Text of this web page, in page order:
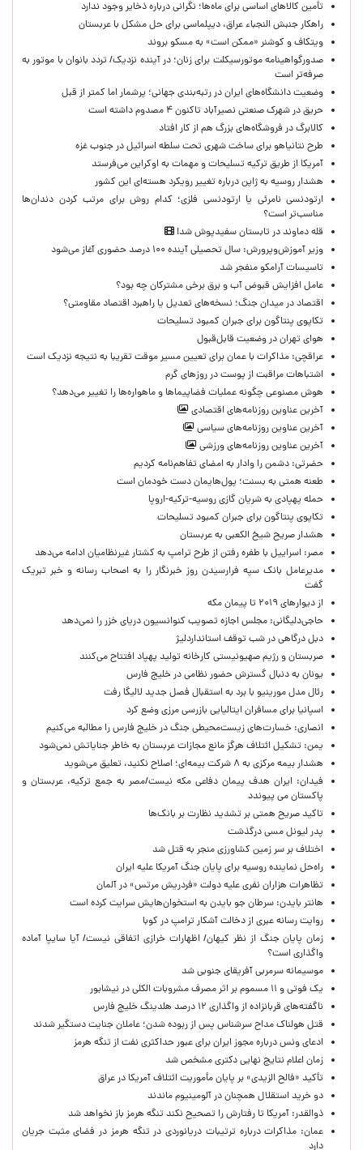
تأمین کالاهای اساسی برای ماه‌ها؛ نگرانی درباره ذخایر وجود ندارد
راهکار جنبش النجباء عراق، دیپلماسی برای حل مشکل با عربستان
ویتکاف و کوشنر «ممکن است» به مسکو بروند
صدورگواهینامه موتورسیکلت برای زنان؛ در آینده نزدیک/ تردد بانوان با موتور به‌
صرفه‌تر است
وضعیت دانشگاه‌های ایران در رتبه‌بندی جهانی؛ پرشمار اما کمتر از قبل
حریق در شهرک صنعتی نصیرآباد تاکنون ۴ مصدوم داشته است
کالابرگ در فروشگاه‌های بزرگ هم از کار افتاد
طرح نتانیاهو برای ساخت شهری تحت سلطه اسرائیل در جنوب غزه
آمریکا از طریق ترکیه تسلیحات و مهمات به اوکراین می‌فرستد
هشدار روسیه به ژاپن درباره تغییر رویکرد هسته‌ای این کشور
ارتودنسی نامرئی یا ارتودنسی فلزی؛ کدام روش برای مرتب کردن دندان‌ها
مناسب‌تر است؟
قله دماوند در تابستان سفیدپوش شد!
وزیر آموزش‌وپرورش: سال تحصیلی آینده ۱۰۰ درصد حضوری آغاز می‌شود
تاسیسات آرامکو منفجر شد
عامل افزایش قبوض آب و برق برخی مشترکان چه بود؟
اقتصاد در میدان جنگ؛ نسخه‌های تعدیل یا راهبرد اقتصاد مقاومتی؟
تکاپوی پنتاگون برای جبران کمبود تسلیحات
هوای تهران در وضعیت قابل‌قبول
عراقچی: مذاکرات با عمان برای تعیین مسیر موقت تقریبا به نتیجه نزدیک است
اشتباهات مراقبت از پوست در روزهای گرم
هوش مصنوعی چگونه عملیات فضاپیماها و ماهواره‌ها را تغییر می‌دهد؟
آخرین عناوین روزنامه‌های اقتصادی
آخرین عناوین روزنامه‌های سیاسی
آخرین عناوین روزنامه‌های ورزشی
حضرتی: دشمن را وادار به امضای تفاهم‌نامه کردیم
طعنه همتی به بسنت؛ پول‌هایمان دست خودمان است
حمله پهپادی به شریان گازی روسیه-ترکیه-اروپا
تکاپوی پنتاگون برای جبران کمبود تسلیحات
هشدار صریح شیخ الکعبی به عربستان
مصر: اسراییل با طفره رفتن از طرح ترامپ به کشتار غیرنظامیان ادامه می‌دهد
مدیرعامل بانک سپه فرارسیدن روز خبرنگار را به اصحاب رسانه و خبر تبریک
گفت
از دیوارهای ۲۰۱۹ تا پیمان مکه
حاجی‌دلیگانی: مجلس اجازه تصویب کنوانسیون دریای خزر را نمی‌دهد
دبل درگاهی در شب توقف استانداردلیژ
صربستان و رژیم صهیونیستی کارخانه تولید پهپاد افتتاح می‌کنند
یونان به دنبال گسترش حضور نظامی در خلیج فارس
رئال مدل مورینیو با برد به استقبال فصل جدید لالیگا رفت
اسپانیا برای مسافران ایتالیایی بازرسی مرزی وضع کرد
انصاری: خسارت‌های زیست‌محیطی جنگ در خلیج فارس را مطالبه‌ می‌کنیم
یمن: تشکیل ائتلاف هرگز مانع مجازات عربستان به خاطر جنایاتش نمی‌شود
هشدار بیمه مرکزی به ۸ شرکت بیمه‌ای؛ اصلاح نکنید، تعلیق می‌شوید
فیدان: ایران هدف پیمان دفاعی مکه نیست/مصر به جمع ترکیه، عربستان و
پاکستان می پیوندد
تاکید صریح همتی بر تشدید نظارت بر بانک‌ها
پدر لیونل مسی درگذشت
اختلاف بر سر زمین کشاورزی منجر به قتل شد
راه‌حل نماینده روسیه برای پایان جنگ آمریکا علیه ایران
تظاهرات هزاران نفری علیه دولت «فردریش مرتس» در آلمان
هانتر بایدن: سرطان جو بایدن به استخوان‌هایش سرایت کرده است
روایت رسانه عبری از دخالت آشکار ترامپ در کوبا
زمان پایان جنگ از نظر کیهان/ اظهارات خرازی اتفاقی نیست/ آیا سایپا آماده
واگذاری است؟
موسیمانه سرمربی آفریقای جنوبی شد
یک فوتی و ۱۱ مسموم بر اثر مصرف مشروبات الکلی در نیشابور
ناگفته‌های قربانزاده از واگذاری ۱۲ درصد هلدینگ خلیج فارس
قتل هولناک مداح سرشناس پس از ربوده شدن؛ عاملان جنایت دستگیر شدند
ادعای ونس درباره مجوز ایران برای عبور حداکثری نفت از تنگه هرمز
زمان اعلام نتایج نهایی دکتری مشخص شد
تأکید «فالح الزیدی» بر پایان مأموریت ائتلاف آمریکا در عراق
دو خرید استقلال همچنان در آلومینیوم ماندند
ذوالقدر: آمریکا تا رفتارش را تصحیح نکند تنگه هرمز باز نخواهد شد
عمان: مذاکرات درباره ترتیبات دریانوردی در تنگه هرمز در فضای مثبت جریان
دارد